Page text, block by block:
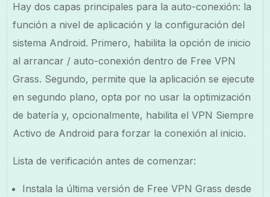
Hay dos capas principales para la auto-conexión: la
función a nivel de aplicación y la configuración del
sistema Android. Primero, habilita la opción de inicio
al arrancar / auto-conexión dentro de Free VPN
Grass. Segundo, permite que la aplicación se ejecute
en segundo plano, opta por no usar la optimización
de batería y, opcionalmente, habilita el VPN Siempre
Activo de Android para forzar la conexión al inicio.
Lista de verificación antes de comenzar:
Instala la última versión de Free VPN Grass desde